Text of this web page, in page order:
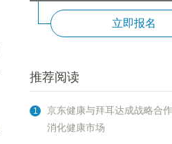
立即报名
推荐阅读
1
京东健康与拜耳达成战略合
消化健康市场